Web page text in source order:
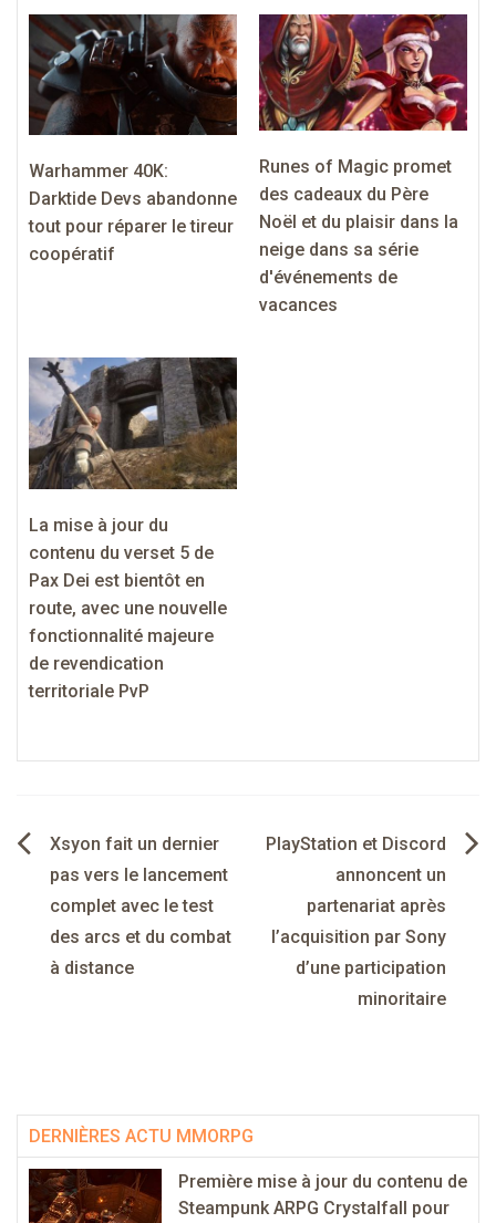
Warhammer 40K:
Darktide Devs abandonne
tout pour réparer le tireur
coopératif
Runes of Magic promet
des cadeaux du Père
Noël et du plaisir dans la
neige dans sa série
d'événements de
vacances
La mise à jour du
contenu du verset 5 de
Pax Dei est bientôt en
route, avec une nouvelle
fonctionnalité majeure
de revendication
territoriale PvP
Navigation
de
l’article
Xsyon fait un dernier
pas vers le lancement
complet avec le test
des arcs et du combat
à distance
PlayStation et Discord
annoncent un
partenariat après
l’acquisition par Sony
d’une participation
minoritaire
DERNIÈRES ACTU MMORPG
Première mise à jour du contenu de
Steampunk ARPG Crystalfall pour